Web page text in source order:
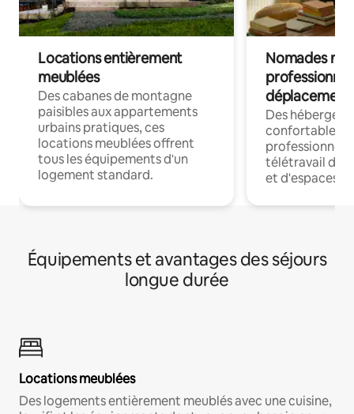
Locations entièrement
meublées
Des cabanes de montagne
paisibles aux appartements
urbains pratiques, ces
locations meublées offrent
tous les équipements d'un
logement standard.
Nomades
déplacement
Des
confortables
professionnels
télétravail
et d'espaces
Équipements et avantages des séjours
longue durée
Locations meublées
Des logements entièrement meublés avec une cuisine,